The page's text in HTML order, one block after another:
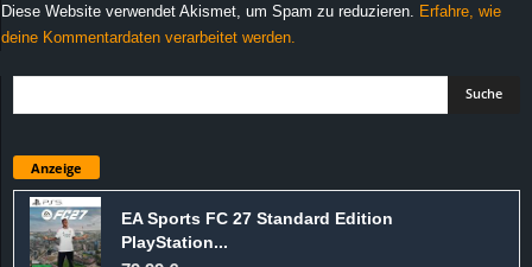
Diese Website verwendet Akismet, um Spam zu reduzieren. Erfahre, wie
deine Kommentardaten verarbeitet werden.
Anzeige
EA Sports FC 27 Standard Edition
PlayStation...